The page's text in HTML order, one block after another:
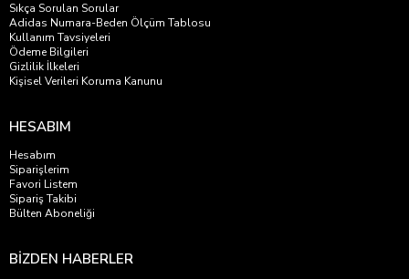
Sıkça Sorulan Sorular
Adidas Numara-Beden Ölçüm Tablosu
Kullanım Tavsiyeleri
Ödeme Bilgileri
Gizlilik İlkeleri
Kişisel Verileri Koruma Kanunu
HESABIM
Hesabım
Siparişlerim
Favori Listem
Sipariş Takibi
Bülten Aboneliği
BİZDEN HABERLER